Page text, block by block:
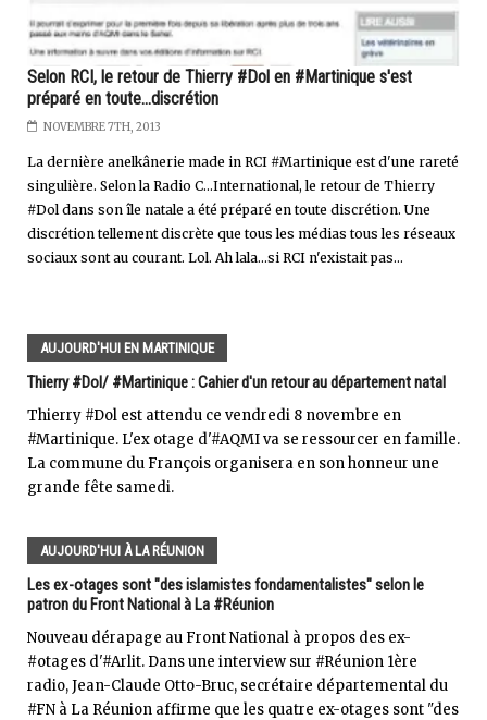
Selon RCI, le retour de Thierry #Dol en #Martinique s'est
préparé en toute...discrétion
NOVEMBRE 7TH, 2013
La dernière anelkânerie made in RCI #Martinique est d'une rareté
singulière. Selon la Radio C...International, le retour de Thierry
#Dol dans son île natale a été préparé en toute discrétion. Une
discrétion tellement discrète que tous les médias tous les réseaux
sociaux sont au courant. Lol. Ah lala...si RCI n'existait pas...
AUJOURD'HUI EN MARTINIQUE
Thierry #Dol/ #Martinique : Cahier d'un retour au département natal
Thierry #Dol est attendu ce vendredi 8 novembre en
#Martinique. L'ex otage d'#AQMI va se ressourcer en famille.
La commune du François organisera en son honneur une
grande fête samedi.
AUJOURD'HUI À LA RÉUNION
Les ex-otages sont "des islamistes fondamentalistes" selon le
patron du Front National à La #Réunion
Nouveau dérapage au Front National à propos des ex-
#otages d'#Arlit. Dans une interview sur #Réunion 1ère
radio, Jean-Claude Otto-Bruc, secrétaire départemental du
#FN à La Réunion affirme que les quatre ex-otages sont "des